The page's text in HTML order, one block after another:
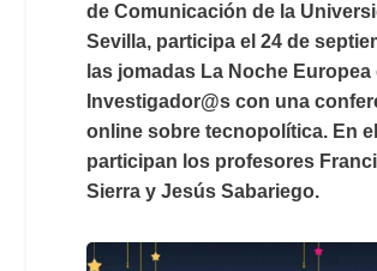
Doble Grado PER/CAV
Comunicación Audiovisual
Doble Grado PER/CAV
#YoPractico
Boletines
de Comunicación de la
Sevilla, participa el 24 de
las jomadas La Noche Europea
Investigador@s con una
online sobre tecnopolítica. En
participan los profesores
Sierra y Jesús Sabariego.